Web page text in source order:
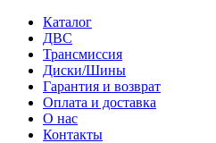
Каталог
ДВС
Трансмиссия
Диски/Шины
Гарантия и возврат
Оплата и доставка
О нас
Контакты